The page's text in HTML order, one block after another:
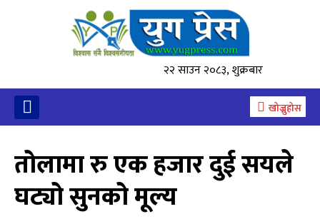
२२ साउन २०८३, शुक्रबार
खोज्नुहोस
तोलामा रु एक हजार दुई सयले
घट्यो सुनको मूल्य